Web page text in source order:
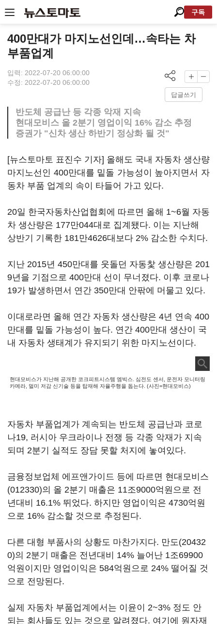
구독
400만대가 마지노선인데…속타는 차
부품업계
입력: 2022-07-20 06:00:00
수정: 2022-07-20 06:00:00
답글쓰기
반도체 공급난 등 각종 악재 지속
현대모비스 올 2분기 영업이익 16% 감소 추정
증권가 "신차 생산 하반기 정상화 될 것"
[뉴스토마토 표진수 기자] 올해도 국내 자동차 생산량
마지노선인 400만대를 밑돌 가능성이 높아지면서 자
동차 부품 업계의 속이 타들어 가고 있다.
20일 한국자동차산업협회에 따르면 올해 1~6월 자동
차 생산량은 177만044대로 집계됐다. 이는 지난해
상반기 기록한 181만4626대보다 2% 감소한 수치다.
지난 2015년 450만대를 웃돌던 자동찿 생산량은 201
9년을 기점으로 400만대 선이 무너졌다. 이후 코로나
19가 발생하면서 연간 350만대 안팎에 머물고 있다.
이대로라면 올해 연간 자동차 생산량은 4년 연속 400
만대를 밑돌 가능성이 높다. 연간 400만대 생산이 국
내 자동차 생태계가 유지되기 위한 마지노선이다.
현대모비스가 지난해 공개한 코크피트시스템 엠빅스. 심전도 센서, 운전자 모니터링
카메라, 멀미 저감 신기술 등을 탑재해 자율주행을 돕는다. (사진=현대모비스)
자동차 부품업계가 계속되는 반도체 공급난과 코로
나19, 러시아 우크라이나 전쟁 등 각종 악재가 지속
되며 2분기 실적도 장담 못할 처지에 놓여있다.
금융정보업체 에프앤가이드 등에 따르면 현대모비스
(012330)의 올 2분기 매출은 11조9000억원으로 전
년대비 16.1% 뛰었다. 하지만 영업이익은 4730억원
으로 16% 감소할 것으로 추정된다.
다른 대형 부품사의 상황도 마찬가지다. 만도(20432
0)의 2분기 매출은 전년대비 14% 늘어난 1조69900
억원이지만 영업이익은 584억원으로 24% 떨어질 것
으로 전망된다.
실제 자동차 부품업계에서는 이윤이 2~3% 정도 안
되는 회사들도 있는 것으로 알려졌다. 여기에 원자재